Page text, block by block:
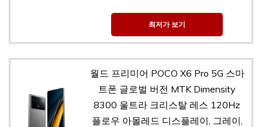
최저가 보기
월드 프리미어 POCO X6 Pro 5G 스마
트폰 글로벌 버전 MTK Dimensity
8300 울트라 크리스탈 레스 120Hz
플로우 아몰레드 디스플레이, 그레이,